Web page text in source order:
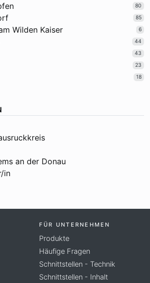
80
85
Wilden Kaiser 6
44
43
23
18
an der Donau
in
FÜR UNTERNEHMEN
Produkte
Häufige Fragen
Schnittstellen - Technik
Schnittstellen - Inhalt